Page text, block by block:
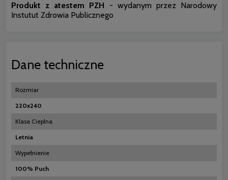
Produkt z atestem PZH - wydanym przez Narodowy
Instutut Zdrowia Publicznego
Dane techniczne
Rozmiar
220x240
Klasa Cieplna
Letnia
Wypełnienie
100% Puch